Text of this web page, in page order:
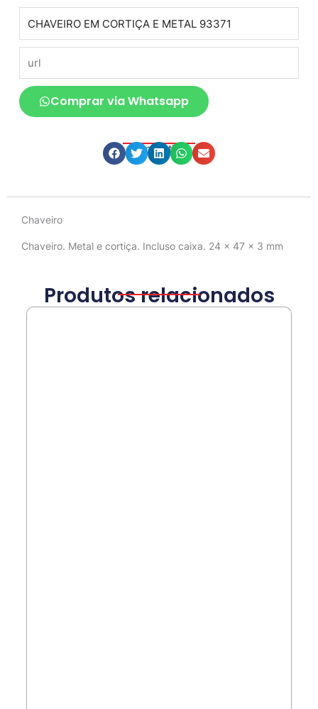
Comprar via Whatsapp
Compartilhe
Chaveiro
Chaveiro. Metal e cortiça. Incluso caixa. 24 x 47 x 3 mm
Produtos relacionados